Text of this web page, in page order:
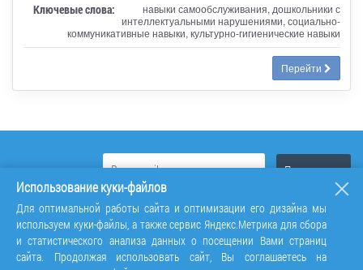
Ключевые слова:
навыки самообслуживания, дошкольники с
интеллектуальными нарушениями, социально-
коммуникативные навыки, культурно-гигиенические навыки
Перейти
Использование куки-файлов
Для оптимальной работы сайта и оптимизации его дизайна мы
используем куки-файлы, а также сервис Яндекс.Метрика для сбора
и статистического анализа данных о посещении Вами страниц
сайта. Продолжая использовать сайт, Вы соглашаетесь на